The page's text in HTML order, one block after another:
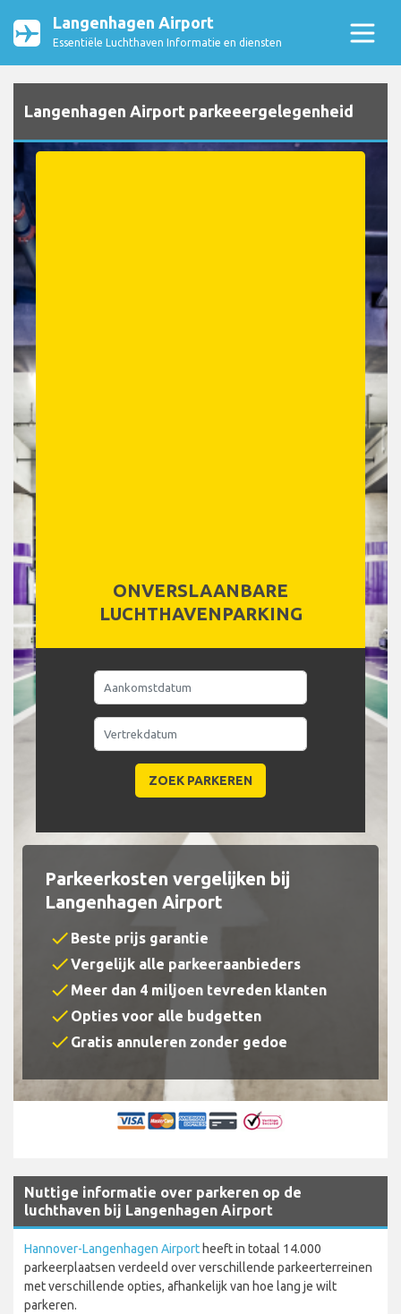
Langenhagen Airport
Essentiële Luchthaven Informatie en diensten
Langenhagen Airport parkeeergelegenheid
ONVERSLAANBARE
LUCHTHAVENPARKING
Parkeerkosten vergelijken bij
Langenhagen Airport
check Beste prijs garantie
checkVergelijk alle parkeeraanbieders
check Meer dan 4 miljoen tevreden klanten
check Opties voor alle budgetten
check Gratis annuleren zonder gedoe
Nuttige informatie over parkeren op de
luchthaven bij Langenhagen Airport
Hannover-Langenhagen Airport heeft in totaal 14.000
parkeerplaatsen verdeeld over verschillende parkeerterreinen
met verschillende opties, afhankelijk van hoe lang je wilt
parkeren.